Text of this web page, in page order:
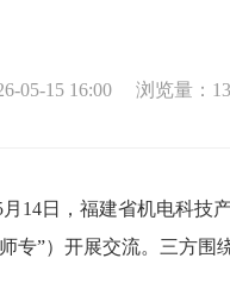
05-15 16:00 浏览量：
月14日，福建省机电科技
专”）开展交流。三方